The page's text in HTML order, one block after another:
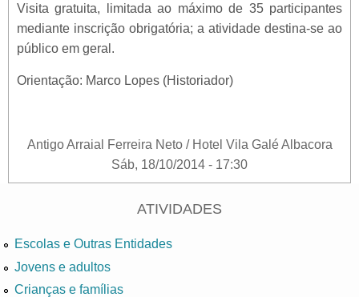
Visita gratuita, limitada ao máximo de 35 participantes
mediante inscrição obrigatória; a atividade destina-se ao
público em geral.
Orientação: Marco Lopes (Historiador)
Antigo Arraial Ferreira Neto / Hotel Vila Galé Albacora
Sáb, 18/10/2014 - 17:30
ATIVIDADES
Escolas e Outras Entidades
Jovens e adultos
Crianças e famílias